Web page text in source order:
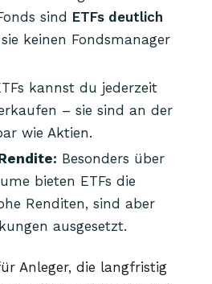
sind ETFs deutlich
keinen Fondsmanager
kannst du jederzeit
– sie sind an der
wie Aktien.
Besonders über
bieten ETFs die
Renditen, sind aber
ausgesetzt.
Anleger, die langfristig